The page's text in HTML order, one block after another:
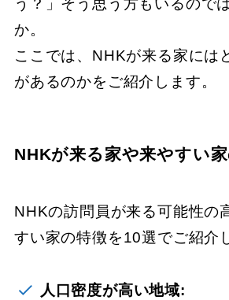
う？」そう思う方もいるので
か。
ここでは、NHKが来る家には
があるのかをご紹介します。
NHKが来る家や来やすい
NHKの訪問員が来る可能性の
すい家の特徴を10選でご紹介
人口密度が高い地域: